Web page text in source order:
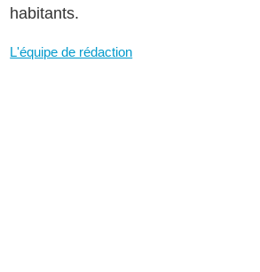
habitants.
L'équipe de rédaction